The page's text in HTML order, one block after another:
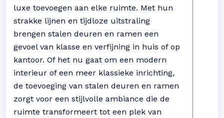
luxe toevoegen aan elke ruimte. Met hun
strakke lijnen en tijdloze uitstraling
brengen stalen deuren en ramen een
gevoel van klasse en verfijning in huis of op
kantoor. Of het nu gaat om een modern
interieur of een meer klassieke inrichting,
de toevoeging van stalen deuren en ramen
zorgt voor een stijlvolle ambiance die de
ruimte transformeert tot een plek van